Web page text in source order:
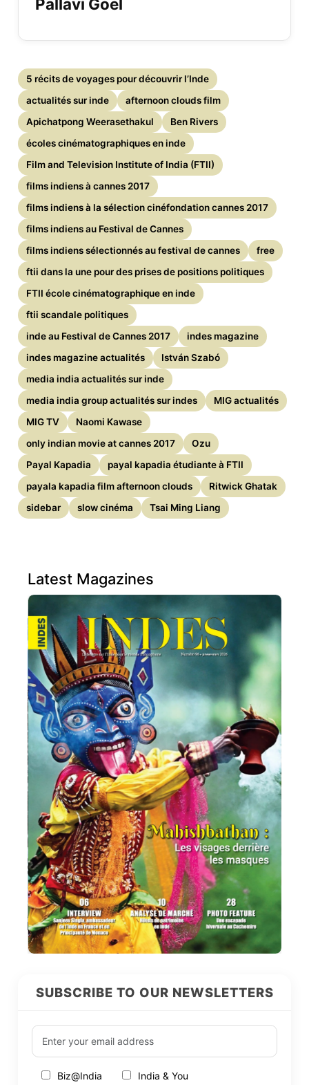
Pallavi Goel
5 récits de voyages pour découvrir l’Inde
actualités sur inde
afternoon clouds film
Apichatpong Weerasethakul
Ben Rivers
écoles cinématographiques en inde
Film and Television Institute of India (FTII)
films indiens à cannes 2017
films indiens à la sélection cinéfondation cannes 2017
films indiens au Festival de Cannes
films indiens sélectionnés au festival de cannes
free
ftii dans la une pour des prises de positions politiques
FTII école cinématographique en inde
ftii scandale politiques
inde au Festival de Cannes 2017
indes magazine
indes magazine actualités
István Szabó
media india actualités sur inde
media india group actualités sur indes
MIG actualités
MIG TV
Naomi Kawase
only indian movie at cannes 2017
Ozu
Payal Kapadia
payal kapadia étudiante à FTII
payala kapadia film afternoon clouds
Ritwick Ghatak
sidebar
slow cinéma Tsai Ming Liang
Latest Magazines
SUBSCRIBE TO OUR NEWSLETTERS
Biz@India India & You